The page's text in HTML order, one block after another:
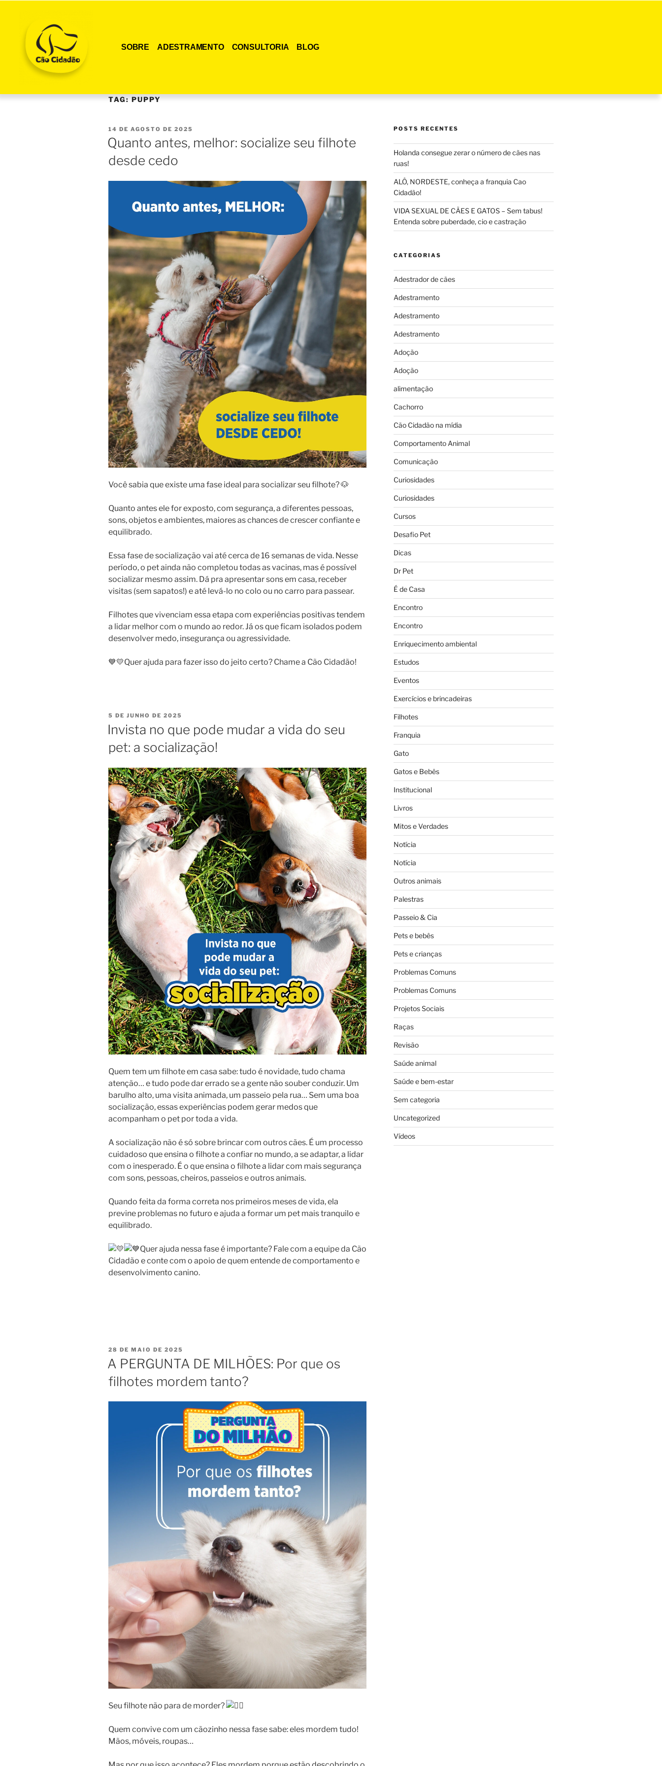
SOBRE ADESTRAMENTO CONSULTORIA BLOG
TAG:PUPPY
14 DE AGOSTO DE 2025
Quanto antes, melhor: socialize seu filhote
desde cedo
Você sabia que existe uma fase ideal para socializar seu filhote? 🐶
Quanto antes ele for exposto, com segurança, a diferentes pessoas,
sons, objetos e ambientes, maiores as chances de crescer confiante e
equilibrado.
Essa fase de socialização vai até cerca de 16 semanas de vida. Nesse
período, o pet ainda não completou todas as vacinas, mas é possível
socializar mesmo assim. Dá pra apresentar sons em casa, receber
visitas (sem sapatos!) e até levá-lo no colo ou no carro para passear.
Filhotes que vivenciam essa etapa com experiências positivas tendem
a lidar melhor com o mundo ao redor. Já os que ficam isolados podem
desenvolver medo, insegurança ou agressividade.
💙💛Quer ajuda para fazer isso do jeito certo? Chame a Cão Cidadão!
5 DE JUNHO DE 2025
Invista no que pode mudar a vida do seu
pet: a socialização!
Quem tem um filhote em casa sabe: tudo é novidade, tudo chama
atenção… e tudo pode dar errado se a gente não souber conduzir. Um
barulho alto, uma visita animada, um passeio pela rua… Sem uma boa
socialização, essas experiências podem gerar medos que
acompanham o pet por toda a vida.
A socialização não é só sobre brincar com outros cães. É um processo
cuidadoso que ensina o filhote a confiar no mundo, a se adaptar, a lidar
com o inesperado. É o que ensina o filhote a lidar com mais segurança
com sons, pessoas, cheiros, passeios e outros animais.
Quando feita da forma correta nos primeiros meses de vida, ela
previne problemas no futuro e ajuda a formar um pet mais tranquilo e
equilibrado.
Quer ajuda nessa fase é importante? Fale com a equipe da Cão
Cidadão e conte com o apoio de quem entende de comportamento e
desenvolvimento canino.
28 DE MAIO DE 2025
A PERGUNTA DE MILHÕES: Por que os
filhotes mordem tanto?
Seu filhote não para de morder?
Quem convive com um cãozinho nessa fase sabe: eles mordem tudo!
Mãos, móveis, roupas…
POSTS RECENTES
Holanda consegue zerar o número de cães nas
ruas!
ALÔ, NORDESTE, conheça a franquia Cao
Cidadão!
VIDA SEXUAL DE CÃES E GATOS – Sem tabus!
Entenda sobre puberdade, cio e castração
CATEGORIAS
Adestrador de cães
Adestramento
Adestramento
Adestramento
Adoção
Adoção
alimentação
Cachorro
Cão Cidadão na mídia
Comportamento Animal
Comunicação
Curiosidades
Curiosidades
Cursos
Desafio Pet
Dicas
Dr Pet
É de Casa
Encontro
Encontro
Enriquecimento ambiental
Estudos
Eventos
Exercícios e brincadeiras
Filhotes
Franquia
Gato
Gatos e Bebês
Institucional
Livros
Mitos e Verdades
Notícia
Notícia
Outros animais
Palestras
Passeio & Cia
Pets e bebês
Pets e crianças
Problemas Comuns
Problemas Comuns
Projetos Sociais
Raças
Revisão
Saúde animal
Saúde e bem-estar
Sem categoria
Uncategorized
Vídeos